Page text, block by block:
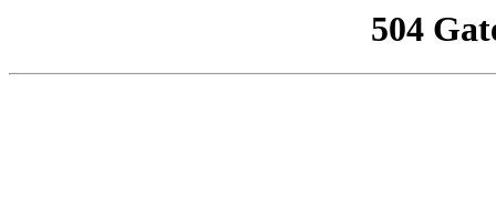
504